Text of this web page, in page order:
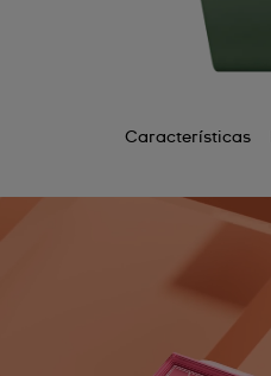
Características